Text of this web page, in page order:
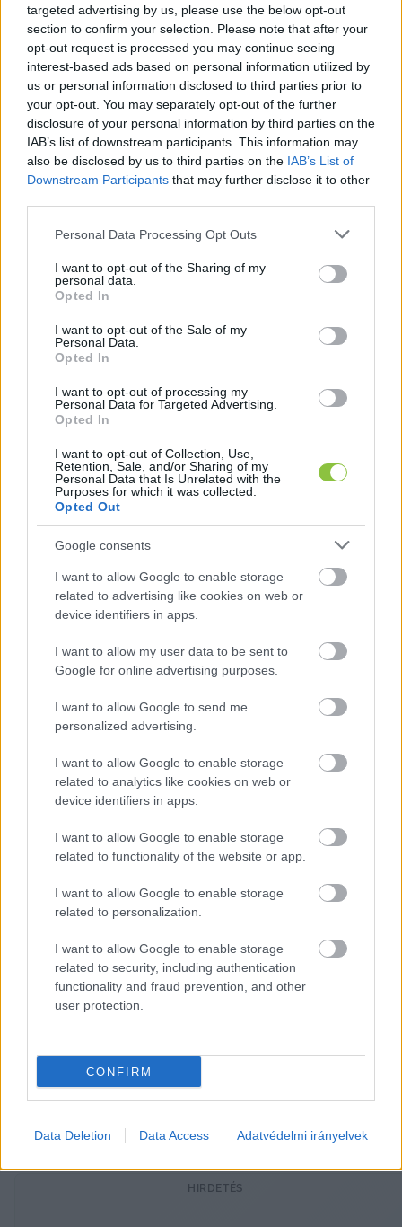
targeted advertising by us, please use the below opt-out
section to confirm your selection. Please note that after your
opt-out request is processed you may continue seeing
interest-based ads based on personal information utilized by
us or personal information disclosed to third parties prior to
your opt-out. You may separately opt-out of the further
disclosure of your personal information by third parties on the
IAB’s list of downstream participants. This information may
also be disclosed by us to third parties on the IAB’s List of
Downstream Participants that may further disclose it to other
Please note that this website/app uses one or more Google
not limited to your visit or usage behaviour. You may click to
grant or deny consent to Google and its third-party tags to
use your data for below specified purposes in below Google
consent section.
Personal Data Processing Opt Outs
I want to opt-out of the Sharing of my
personal data.
Opted In
I want to opt-out of the Sale of my
Personal Data.
Opted In
I want to opt-out of processing my
Personal Data for Targeted Advertising.
Opted In
I want to opt-out of Collection, Use,
Retention, Sale, and/or Sharing of my
Personal Data that Is Unrelated with the
Purposes for which it was collected.
Opted Out
Google consents
I want to allow Google to enable storage
related to advertising like cookies on web or
device identifiers in apps.
I want to allow my user data to be sent to
Google for online advertising purposes.
I want to allow Google to send me
personalized advertising.
I want to allow Google to enable storage
related to analytics like cookies on web or
device identifiers in apps.
I want to allow Google to enable storage
related to functionality of the website or app.
I want to allow Google to enable storage
related to personalization.
I want to allow Google to enable storage
related to security, including authentication
functionality and fraud prevention, and other
user protection.
CONFIRM
Data Deletion Data Access Adatvédelmi irányelvek
még tovább, 7,6 milliárd forintra emelkedett
Kecskeméten kívül más Bács-Kiskun megyei
települések is akadnak, amelyek hatalmas
összeget kénytelenek fizetni a közösbe.
„Lassan nem sok döntési kompetenciánk marad itt
az épület (Városháza – a szerk.) falain belül” –
mondta 2024 őszén Szemereyné Pataki Klaudia
közgyűlésén. Szemereyné szokatlan
őszinteséggel utalt arra, hogy az önkormányzati
feladatrendszer folyamatos átalakulása egyre
szűkebb mozgásteret hagy a városvezetésnek,
és ennek a problémának része a szolidaritási
adó is.
Gulyás Gergely szerint mégis le van zárva a vita.
A szerdán megjelent kormányrendelet
keresztülhúzná Budapest jogi harcát a kormány
által beszedni kívánt hozzájárulással
kapcsolatban – írta a Telex. A közmédia
kérdésére az alkotmánybírósági döntést emelte
ki, szerinte ennek a friss rendelet megfelel, és a
rendelet az alkotmánybírósági döntés
végrehajtását szolgálja.
Gulyás szerint a helyzet világos, és
mindenkinek ki kell venni a részét a
közteherviselésből.
A miniszter szerint egy politikai vita zajlik, és
eljárási szabályokat, a hozzájárulás kiszabásának
módját kérdőjelezték meg a jogi eljárásban, az
ponton azt is megjegyezte, hogy Karácsony
Gergely sipítozik csak – írta a
A Telex teljes cikke ITT OLVASHATÓ.
HIRDETÉS